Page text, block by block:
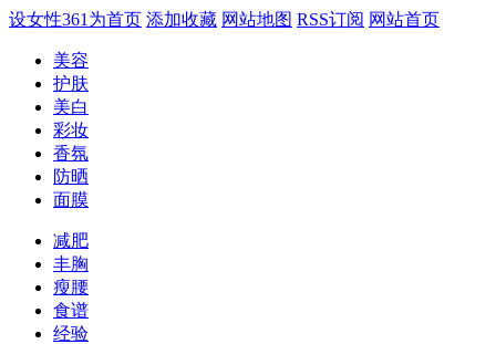
设女性361为首页 添加收藏 网站地图 RSS订阅 网站首页
美容
护肤
美白
彩妆
香氛
防晒
面膜
减肥
丰胸
瘦腰
食谱
经验